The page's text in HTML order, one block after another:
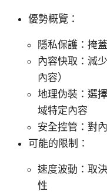
優勢概覽：
隱私保護：掩
內容快取：減
內容）
地理伪裝：選
域特定內容
安全控管：對
可能的限制：
速度波動：取
性